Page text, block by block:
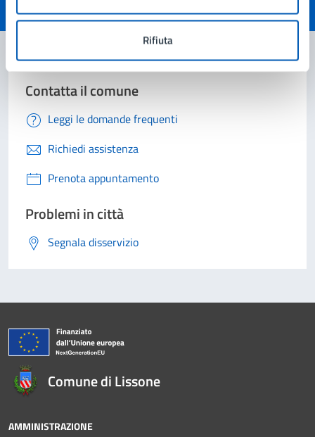
Rifiuta
Valuta 5 stelle su 5
Valuta 4 stelle su 5
Valuta 3 stelle su 5
Valuta 2 stelle su 5
Valuta 1 stelle su 5
Contatta il comune
Leggi le domande frequenti
Richiedi assistenza
Prenota appuntamento
Problemi in città
Segnala disservizio
Comune di Lissone
AMMINISTRAZIONE